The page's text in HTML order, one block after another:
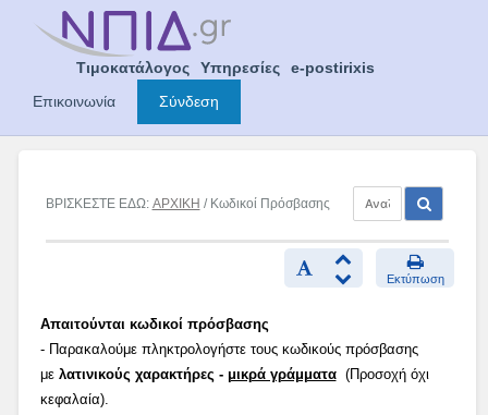
Τιμοκατάλογος Υπηρεσίες
e-postirixis
Επικοινωνία
Σύνδεση
ΒΡΙΣΚΕΣΤΕ ΕΔΩ: ΑΡΧΙΚΗ / Κωδικοί Πρόσβασης
Εκτύπωση
Απαιτούνται κωδικοί πρόσβασης
- Παρακαλούμε πληκτρολογήστε τους κωδικούς πρόσβασης
με λατινικούς χαρακτήρες - μικρά γράμματα(Προσοχή όχι
κεφαλαία).